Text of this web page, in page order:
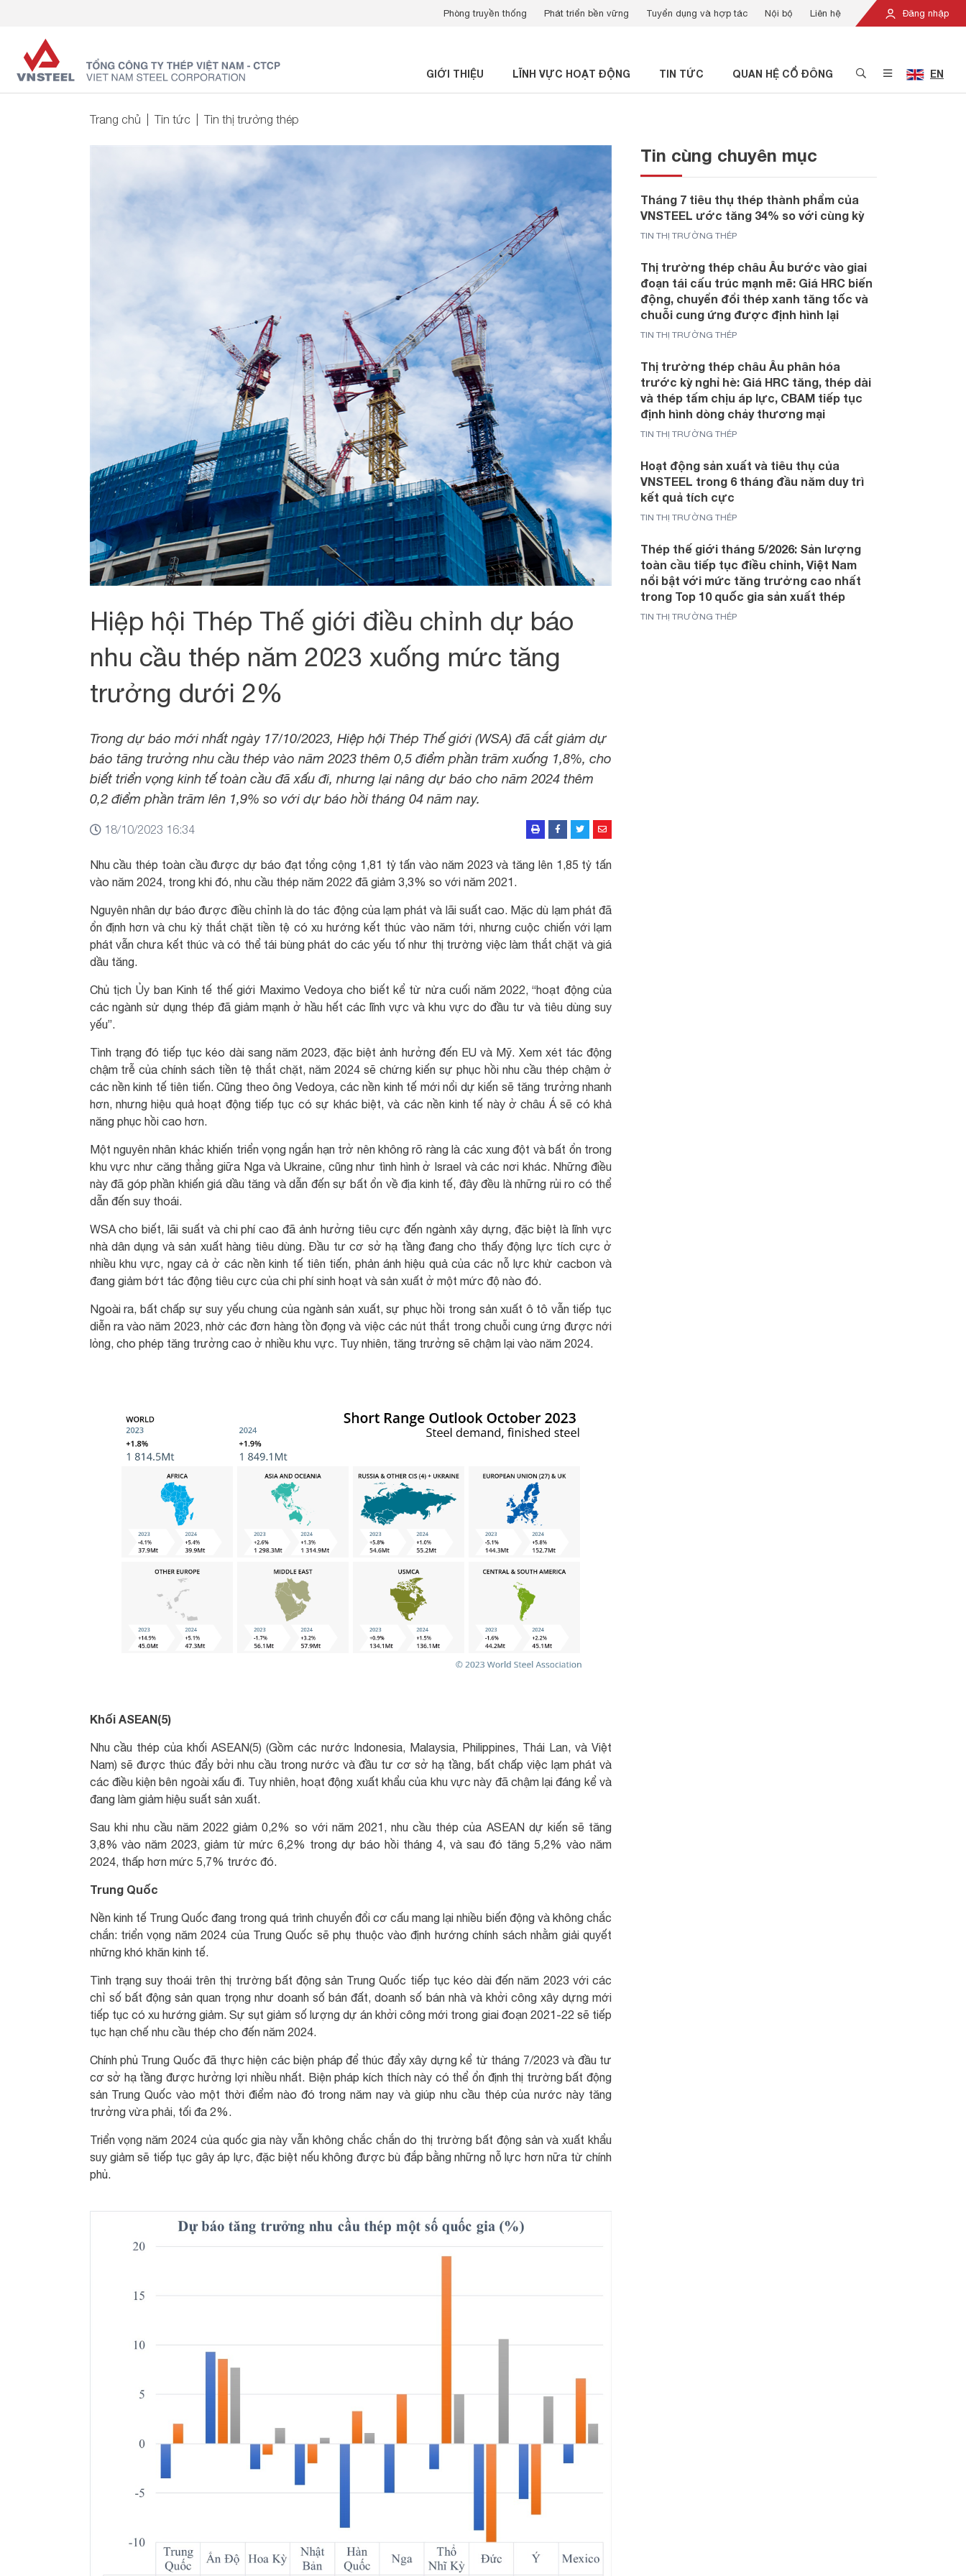
Đăng nhập
Phòng truyền thống Phát triển bền vững Tuyển dụng và hợp tác Nội bộ Liên hệ
GIỚI THIỆU LĨNH VỰC HOẠT ĐỘNG TIN TỨC QUAN HỆ CỔ ĐÔNG EN
Trang chủ Tin tức Tin thị trường thép
Hiệp hội Thép Thế giới điều chỉnh dự báo
nhu cầu thép năm 2023 xuống mức tăng
trưởng dưới 2%
Trong dự báo mới nhất ngày 17/10/2023, Hiệp hội Thép Thế giới (WSA) đã cắt giảm dự
báo tăng trưởng nhu cầu thép vào năm 2023 thêm 0,5 điểm phần trăm xuống 1,8%, cho
biết triển vọng kinh tế toàn cầu đã xấu đi, nhưng lại nâng dự báo cho năm 2024 thêm
0,2 điểm phần trăm lên 1,9% so với dự báo hồi tháng 04 năm nay.
18/10/2023 16:34
Nhu cầu thép toàn cầu được dự báo đạt tổng cộng 1,81 tỷ tấn vào năm 2023 và tăng lên 1,85 tỷ tấn
vào năm 2024, trong khi đó, nhu cầu thép năm 2022 đã giảm 3,3% so với năm 2021.
Nguyên nhân dự báo được điều chỉnh là do tác động của lạm phát và lãi suất cao. Mặc dù lạm phát đã
ổn định hơn và chu kỳ thắt chặt tiền tệ có xu hướng kết thúc vào năm tới, nhưng cuộc chiến với lạm
phát vẫn chưa kết thúc và có thể tái bùng phát do các yếu tố như thị trường việc làm thắt chặt và giá
dầu tăng.
Chủ tịch Ủy ban Kinh tế thế giới Maximo Vedoya cho biết kể từ nửa cuối năm 2022, “hoạt động của
các ngành sử dụng thép đã giảm mạnh ở hầu hết các lĩnh vực và khu vực do đầu tư và tiêu dùng suy
yếu”.
Tình trạng đó tiếp tục kéo dài sang năm 2023, đặc biệt ảnh hưởng đến EU và Mỹ. Xem xét tác động
chậm trễ của chính sách tiền tệ thắt chặt, năm 2024 sẽ chứng kiến sự phục hồi nhu cầu thép chậm ở
các nền kinh tế tiên tiến. Cũng theo ông Vedoya, các nền kinh tế mới nổi dự kiến sẽ tăng trưởng nhanh
hơn, nhưng hiệu quả hoạt động tiếp tục có sự khác biệt, và các nền kinh tế này ở châu Á sẽ có khả
năng phục hồi cao hơn.
Một nguyên nhân khác khiến triển vọng ngắn hạn trở nên không rõ ràng là các xung đột và bất ổn trong
khu vực như căng thẳng giữa Nga và Ukraine, cũng như tình hình ở Israel và các nơi khác. Những điều
này đã góp phần khiến giá dầu tăng và dẫn đến sự bất ổn về địa kinh tế, đây đều là những rủi ro có thể
dẫn đến suy thoái.
WSA cho biết, lãi suất và chi phí cao đã ảnh hưởng tiêu cực đến ngành xây dựng, đặc biệt là lĩnh vực
nhà dân dụng và sản xuất hàng tiêu dùng. Đầu tư cơ sở hạ tầng đang cho thấy động lực tích cực ở
nhiều khu vực, ngay cả ở các nền kinh tế tiên tiến, phản ánh hiệu quả của các nỗ lực khử cacbon và
đang giảm bớt tác động tiêu cực của chi phí sinh hoạt và sản xuất ở một mức độ nào đó.
Ngoài ra, bất chấp sự suy yếu chung của ngành sản xuất, sự phục hồi trong sản xuất ô tô vẫn tiếp tục
diễn ra vào năm 2023, nhờ các đơn hàng tồn đọng và việc các nút thắt trong chuỗi cung ứng được nới
lỏng, cho phép tăng trưởng cao ở nhiều khu vực. Tuy nhiên, tăng trưởng sẽ chậm lại vào năm 2024.
Khối ASEAN(5)
Nhu cầu thép của khối ASEAN(5) (Gồm các nước Indonesia, Malaysia, Philippines, Thái Lan, và Việt
Nam) sẽ được thúc đẩy bởi nhu cầu trong nước và đầu tư cơ sở hạ tầng, bất chấp việc lạm phát và
các điều kiện bên ngoài xấu đi. Tuy nhiên, hoạt động xuất khẩu của khu vực này đã chậm lại đáng kể và
đang làm giảm hiệu suất sản xuất.
Sau khi nhu cầu năm 2022 giảm 0,2% so với năm 2021, nhu cầu thép của ASEAN dự kiến sẽ tăng
3,8% vào năm 2023, giảm từ mức 6,2% trong dự báo hồi tháng 4, và sau đó tăng 5,2% vào năm
2024, thấp hơn mức 5,7% trước đó.
Trung Quốc
Nền kinh tế Trung Quốc đang trong quá trình chuyển đổi cơ cấu mang lại nhiều biến động và không chắc
chắn: triển vọng năm 2024 của Trung Quốc sẽ phụ thuộc vào định hướng chính sách nhằm giải quyết
những khó khăn kinh tế.
Tình trạng suy thoái trên thị trường bất động sản Trung Quốc tiếp tục kéo dài đến năm 2023 với các
chỉ số bất động sản quan trọng như doanh số bán đất, doanh số bán nhà và khởi công xây dựng mới
tiếp tục có xu hướng giảm. Sự sụt giảm số lượng dự án khởi công mới trong giai đoạn 2021-22 sẽ tiếp
tục hạn chế nhu cầu thép cho đến năm 2024.
Chính phủ Trung Quốc đã thực hiện các biện pháp để thúc đẩy xây dựng kể từ tháng 7/2023 và đầu tư
cơ sở hạ tầng được hưởng lợi nhiều nhất. Biện pháp kích thích này có thể ổn định thị trường bất động
sản Trung Quốc vào một thời điểm nào đó trong năm nay và giúp nhu cầu thép của nước này tăng
trưởng vừa phải, tối đa 2%.
Triển vọng năm 2024 của quốc gia này vẫn không chắc chắn do thị trường bất động sản và xuất khẩu
suy giảm sẽ tiếp tục gây áp lực, đặc biệt nếu không được bù đắp bằng những nỗ lực hơn nữa từ chính
phủ.
Tin cùng chuyên mục
Tháng 7 tiêu thụ thép thành phẩm của
VNSTEEL ước tăng 34% so với cùng kỳ
TIN THỊ TRƯỜNG THÉP
Thị trường thép châu Âu bước vào giai
đoạn tái cấu trúc mạnh mẽ: Giá HRC biến
động, chuyển đổi thép xanh tăng tốc và
chuỗi cung ứng được định hình lại
TIN THỊ TRƯỜNG THÉP
Thị trường thép châu Âu phân hóa
trước kỳ nghỉ hè: Giá HRC tăng, thép dài
và thép tấm chịu áp lực, CBAM tiếp tục
định hình dòng chảy thương mại
TIN THỊ TRƯỜNG THÉP
Hoạt động sản xuất và tiêu thụ của
VNSTEEL trong 6 tháng đầu năm duy trì
kết quả tích cực
TIN THỊ TRƯỜNG THÉP
Thép thế giới tháng 5/2026: Sản lượng
toàn cầu tiếp tục điều chỉnh, Việt Nam
nổi bật với mức tăng trưởng cao nhất
trong Top 10 quốc gia sản xuất thép
TIN THỊ TRƯỜNG THÉP